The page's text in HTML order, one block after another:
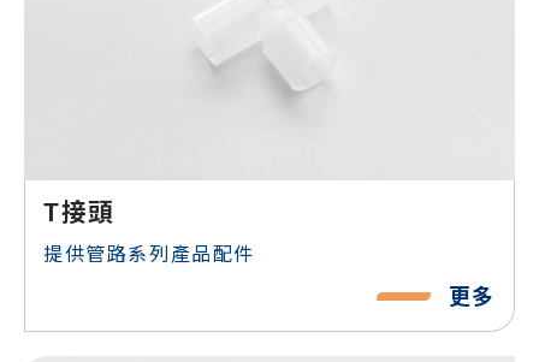
T接頭
提供管路系列產品配件
更多